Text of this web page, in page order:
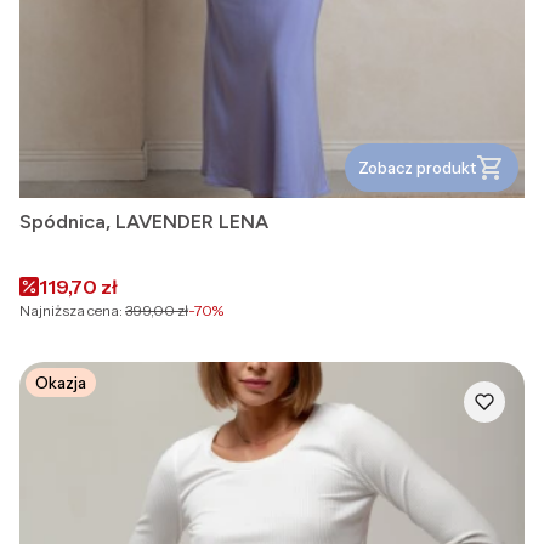
Zobacz produkt
Spódnica, LAVENDER LENA
Cena promocyjna
119,70 zł
Najniższa cena: 399,00 zł-70%
Okazja